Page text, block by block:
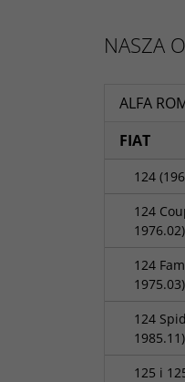
NASZA
ALFA
FIAT
124
124
1976.02)
124
1975.03)
124
1985.11)
125 i